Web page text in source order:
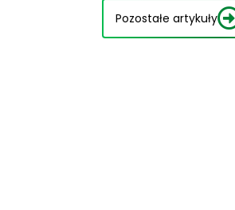
Pozostałe artykuły